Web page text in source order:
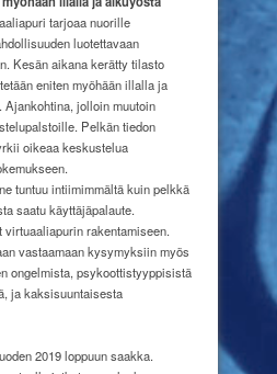
tarjoaa nuorille
luotettavaan
Kesän aikana kerätty tilasto
eniten myöhään illalla ja
jolloin muutoin
Pelkän tiedon
oikeaa keskustelua
tuntuu intiimimmältä kuin pelkkä
saatu käyttäjäpalaute.
rakentamiseen.
vastaamaan kysymyksiin myös
ongelmista, psykoottistyyppisistä
ja kaksisuuntaisesta
2019 loppuun saakka.